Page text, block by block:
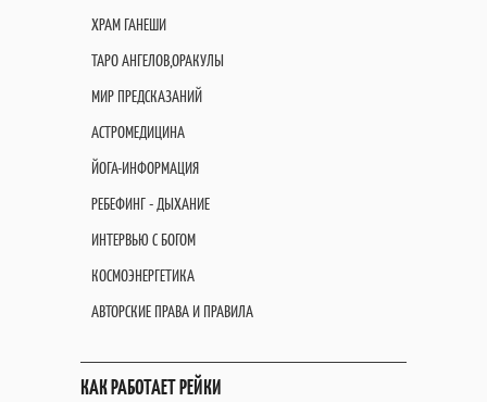
ХРАМ ГАНЕШИ
ТАРО АНГЕЛОВ,ОРАКУЛЫ
МИР ПРЕДСКАЗАНИЙ
АСТРОМЕДИЦИНА
ЙОГА-ИНФОРМАЦИЯ
РЕБЕФИНГ - ДЫХАНИЕ
ИНТЕРВЬЮ С БОГОМ
КОСМОЭНЕРГЕТИКА
АВТОРСКИЕ ПРАВА И ПРАВИЛА
КАК РАБОТАЕТ РЕЙКИ